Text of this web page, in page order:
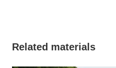
Related materials